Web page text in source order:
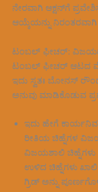
ನೇರವಾಗಿ ಆಕ್ಷನ್‌ಗೆ
ಆಯ್ಕೆಯನ್ನು ನಿರಂತರವಾಗಿ
ಟಂಬಲ್ ಫೀಚರ್: ವಿಜಯದ
ಟಂಬಲ್ ಫೀಚರ್ ಆಟದ
ಇದು ಸ್ವತಃ ಬೋನಸ್
ಅನುವು ಮಾಡಿಕೊಡುವ
ಇದು ಹೇಗೆ
ರೀತಿಯ ಚಿಹ್ನೆಗಳ
ವಿಜಯಶಾಲಿ ಚಿಹ್ನೆಗಳು
ಉಳಿದ ಚಿಹ್ನೆಗಳು ಖಾಲಿ
ಗ್ರಿಡ್ ಅನ್ನು